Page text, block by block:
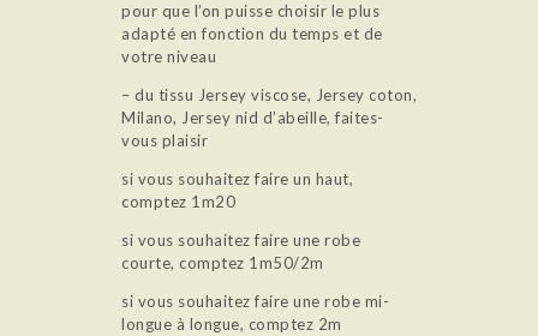
pour que l’on puisse choisir le plus
adapté en fonction du temps et de
votre niveau
– du tissu Jersey viscose, Jersey coton,
Milano, Jersey nid d’abeille, faites-
vous plaisir
si vous souhaitez faire un haut,
comptez 1m20
si vous souhaitez faire une robe
courte, comptez 1m50/2m
si vous souhaitez faire une robe mi-
longue à longue, comptez 2m